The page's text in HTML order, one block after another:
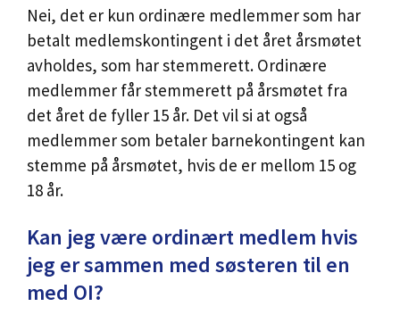
Nei, det er kun ordinære medlemmer som har
betalt medlemskontingent i det året årsmøtet
avholdes, som har stemmerett. Ordinære
medlemmer får stemmerett på årsmøtet fra
det året de fyller 15 år. Det vil si at også
medlemmer som betaler barnekontingent kan
stemme på årsmøtet, hvis de er mellom 15 og
18 år.
Kan jeg være ordinært medlem hvis
jeg er sammen med søsteren til en
med OI?